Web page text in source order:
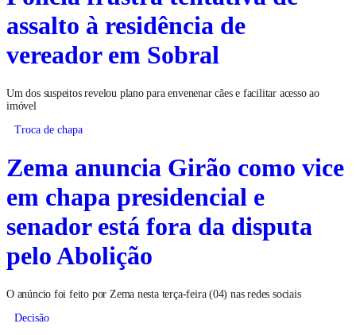
assalto à residência de
vereador em Sobral
Um dos suspeitos revelou plano para envenenar cães e facilitar acesso ao
imóvel
Troca de chapa
Zema anuncia Girão como vice
em chapa presidencial e
senador está fora da disputa
pelo Abolição
O anúncio foi feito por Zema nesta terça-feira (04) nas redes sociais
Decisão